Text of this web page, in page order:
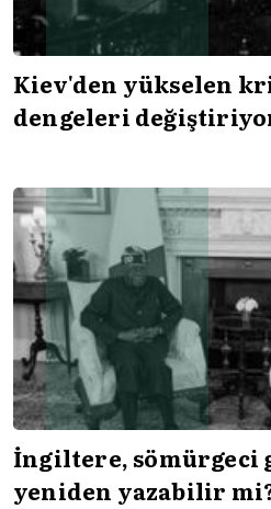
Kiev'den yükselen
dengeleri
İngiltere, sömürgeci
yeniden yazabilir